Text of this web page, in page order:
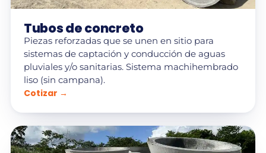
Tubos de concreto
Piezas reforzadas que se unen en sitio para
sistemas de captación y conducción de aguas
pluviales y/o sanitarias. Sistema machihembrado
liso (sin campana).
Cotizar →